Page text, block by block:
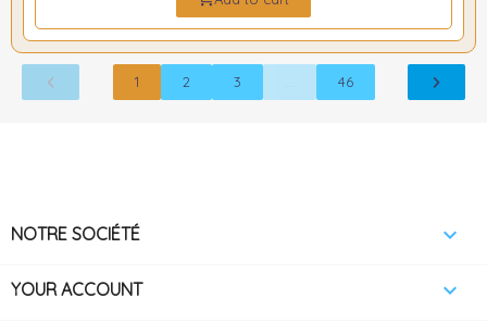
1 2 3 46
NOTRE SOCIÉTÉ 
YOUR ACCOUNT 